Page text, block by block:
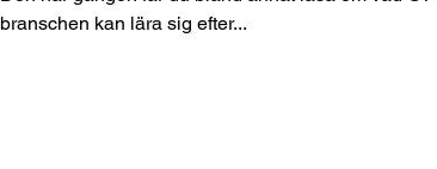
branschen kan lära sig efter...